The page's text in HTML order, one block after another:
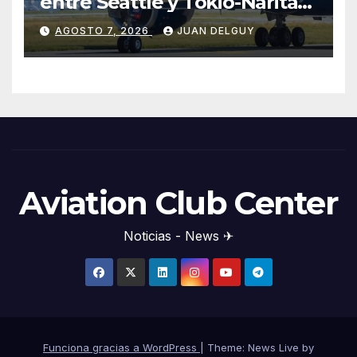
desde marzo de 2027
AGOSTO 7, 2026 JUAN DELGUY
Aviation Club Center
Noticias - News ✈
Funciona gracias a WordPress Theme: News Live by